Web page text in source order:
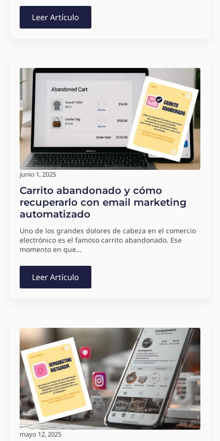
Leer Artículo
Carrito abandonado y cómo
recuperarlo con email marketing
automatizado
junio 1, 2025
Uno de los grandes dolores de cabeza en el comercio
electrónico es el famoso carrito abandonado. Ese
momento en que…
Leer Artículo
mayo 12, 2025